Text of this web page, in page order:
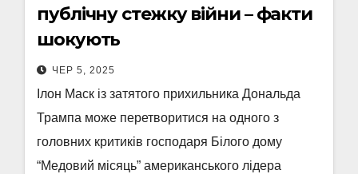
публічну стежку війни – факти
шокують
ЧЕР 5, 2025
Ілон Маск із затятого прихильника Дональда
Трампа може перетворитися на одного з
головних критиків господаря Білого дому
“Медовий місяць” американського лідера